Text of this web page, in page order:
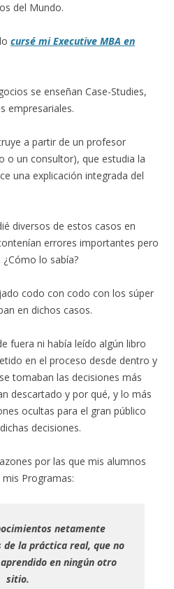
del Mundo.
cursé mi Executive MBA en
se enseñan Case-Studies,
empresariales.
a partir de un profesor
o un consultor), que estudia la
una explicación integrada del
diversos de estos casos en
errores importantes pero
lo sabía?
codo con codo con los súper
en dichos casos.
fuera ni había leído algún libro
en el proceso desde dentro y
tomaban las decisiones más
descartado y por qué, y lo más
ocultas para el gran público
decisiones.
por las que mis alumnos
Programas:
netamente
de la práctica real, que no
en ningún otro
sitio.